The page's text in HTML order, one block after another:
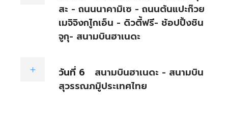
สะ - ถนนนาคามิเซ - ถนนต้นแปะก๊วย
เมจิจิงกไูกเอ็น - ดิวตี้ฟรี- ช้อปปิ้งชิน
จูกุ- สนามบินฮาเนดะ
วันที่ 6
สนามบินฮาเนดะ - สนามบิน
สุวรรณภมูิประเทศไทย